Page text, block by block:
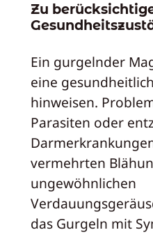
Zu
Ein gurgelnder
eine
hinweisen.
Parasiten oder
vermehrten
ungewöhnlichen
das Gurgeln mit